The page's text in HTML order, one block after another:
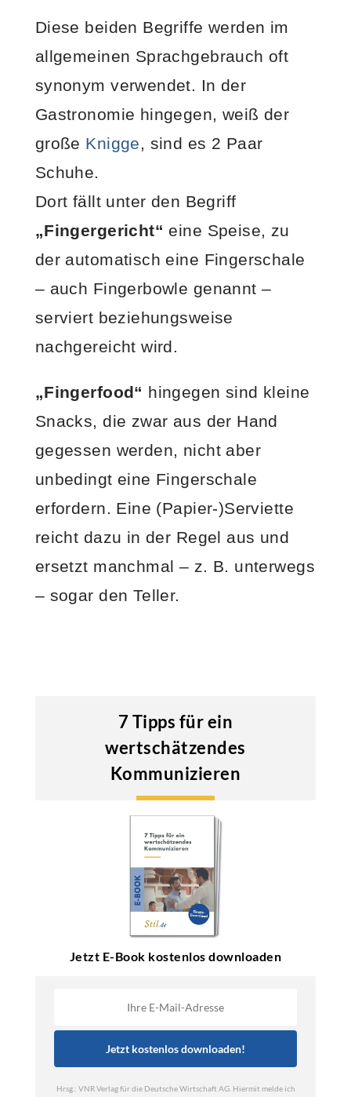
Diese beiden Begriffe werden im
allgemeinen Sprachgebrauch oft
synonym verwendet. In der
Gastronomie hingegen, weiß der
große Knigge, sind es 2 Paar
Schuhe.
Dort fällt unter den Begriff
„Fingergericht“ eine Speise, zu
der automatisch eine Fingerschale
– auch Fingerbowle genannt –
serviert beziehungsweise
nachgereicht wird.
„Fingerfood“ hingegen sind kleine
Snacks, die zwar aus der Hand
gegessen werden, nicht aber
unbedingt eine Fingerschale
erfordern. Eine (Papier-)Serviette
reicht dazu in der Regel aus und
ersetzt manchmal – z. B. unterwegs
– sogar den Teller.